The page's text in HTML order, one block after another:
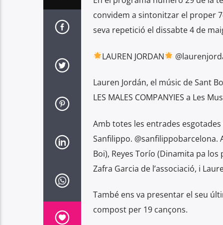
audio
convidem a sintonitzar el proper
seva repetició el dissabte 4 de
LAUREN JORDAN
Lauren Jordán, el músic de Sant
LES MALES COMPANYIES a Les
Amb totes les entrades
Sanfilippo. @sanfilippobarcelona.
Boi), Reyes Torío (Dinamita pa
Zafra Garcia de l’associació, i
També ens va presentar el seu
compost per 19 cançons.